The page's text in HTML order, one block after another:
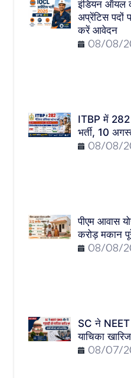
इंडियन ऑयल
अप्रेंटिस पदों
करें आवेदन
08/08/
ITBP में 282
भर्ती, 10
08/08/
पीएम आवास
करोड़ मकान
08/08/
SC ने NEET
याचिका
08/07/